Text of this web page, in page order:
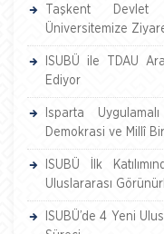
Taşkent Devlet
Üniversitemize
ISUBÜ ile TDAU
Ediyor
Isparta
Demokrasi ve Millî
ISUBÜ İlk
Uluslararası
ISUBÜ’de 4 Yeni